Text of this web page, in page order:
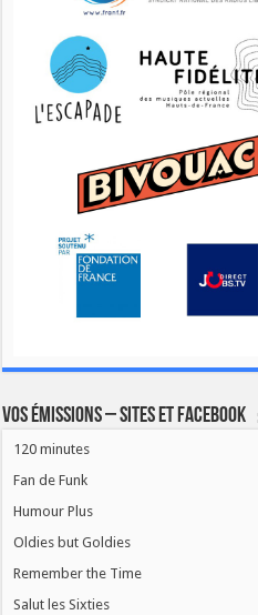
Vos émissions – Sites et Facebook
120 minutes
Fan de Funk
Humour Plus
Oldies but Goldies
Remember the Time
Salut les Sixties